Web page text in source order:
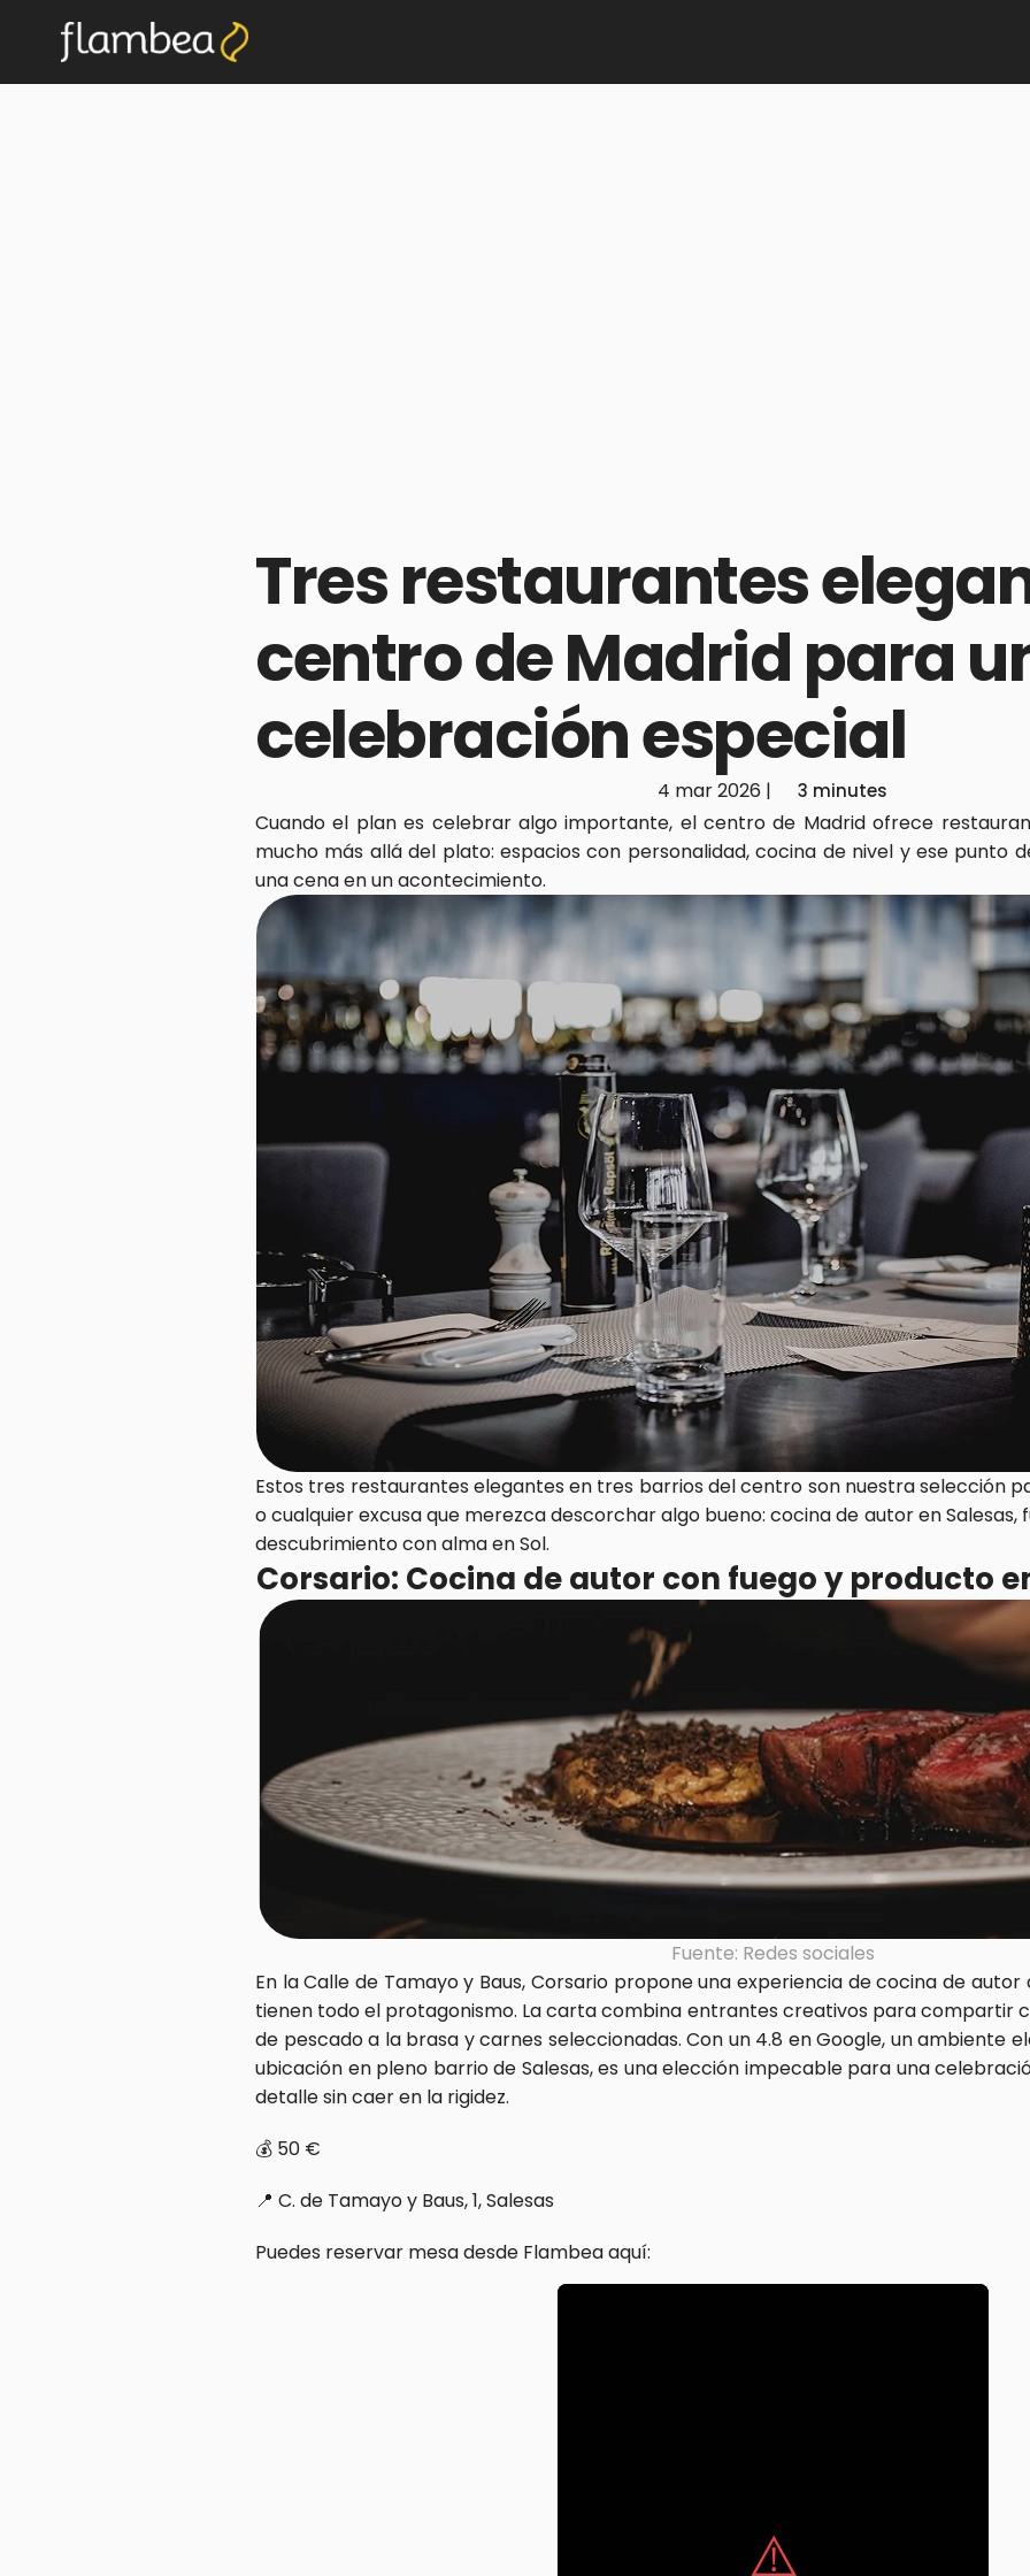
Tres restaurantes
centro de Madrid para
celebración especial
4 mar 2026 | 3 minutes
Cuando el plan es celebrar algo importante, el centro de Madrid ofrece
mucho más allá del plato: espacios con personalidad, cocina de nivel y ese punto
una cena en un acontecimiento.
Estos tres restaurantes elegantes en tres barrios del centro son nuestra selección
o cualquier excusa que merezca descorchar algo bueno: cocina de autor en Salesas,
descubrimiento con alma en Sol.
Corsario: Cocina de autor con fuego y producto
Fuente: Redes sociales
En la Calle de Tamayo y Baus, Corsario propone una experiencia de cocina de
tienen todo el protagonismo. La carta combina entrantes creativos para compartir
de pescado a la brasa y carnes seleccionadas. Con un 4.8 en Google, un ambiente
ubicación en pleno barrio de Salesas, es una elección impecable para una
detalle sin caer en la rigidez.
💰 50 €
📍 C. de Tamayo y Baus, 1, Salesas
Puedes reservar mesa desde Flambea aquí: